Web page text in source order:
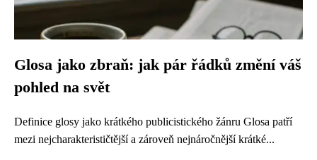
Glosa jako zbraň: jak pár řádků změní váš
pohled na svět
Definice glosy jako krátkého publicistického žánru Glosa patří
mezi nejcharakterističtější a zároveň nejnáročnější krátké...